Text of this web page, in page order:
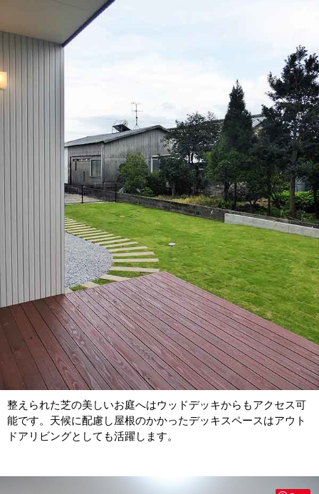
整えられた芝の美しいお庭へはウッドデッキからもアクセス可
能です。天候に配慮し屋根のかかったデッキスペースはアウト
ドアリビングとしても活躍します。